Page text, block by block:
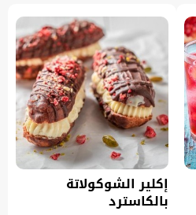
إكلير الشوكولاتة
بالكاسترد